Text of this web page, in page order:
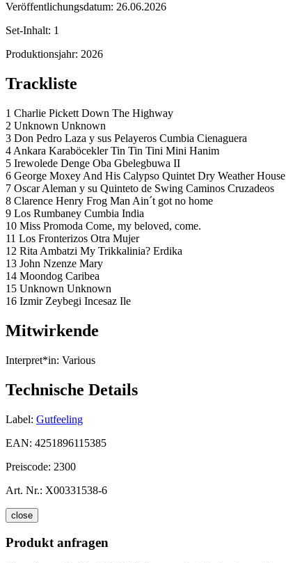
Veröffentlichungsdatum: 26.06.2026
Set-Inhalt: 1
Produktionsjahr: 2026
Trackliste
1 Charlie Pickett Down The Highway
2 Unknown Unknown
3 Don Pedro Laza y sus Pelayeros Cumbia Cienaguera
4 Ankara Karaböcekler Tin Tin Tini Mini Hanim
5 Irewolede Denge Oba Gbelegbuwa II
6 George Moxey And His Calypso Quintet Dry Weather House
7 Oscar Aleman y su Quinteto de Swing Caminos Cruzadeos
8 Clarence Henry Frog Man Ain´t got no home
9 Los Rumbaney Cumbia India
10 Miss Promoda Come, my beloved, come.
11 Los Fronterizos Otra Mujer
12 Rita Ambatzi My Trikkalinia? Erdika
13 John Nzenze Mary
14 Moondog Caribea
15 Unknown Unknown
16 Izmir Zeybegi Incesaz Ile
Mitwirkende
Interpret*in: Various
Technische Details
Label: Gutfeeling
EAN: 4251896115385
Preiscode: 2300
Art. Nr.: X00331538-6
close
Produkt anfragen